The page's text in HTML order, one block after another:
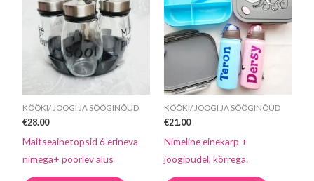
KÖÖKI/ JOOGI JA SÖÖGINÕUD
€28.00
Maitseainetopsid 6 erineva
nimega+ pöörlev alus
KÖÖKI/ JOOGI JA SÖÖGINÕUD
€21.00
Nimeline einekarp +
joogipudel, kõrrega.
on
mitu